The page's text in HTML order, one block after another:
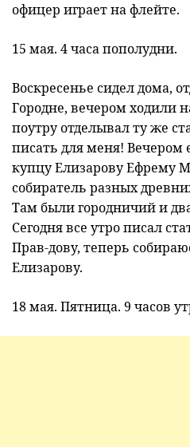
офицер играет на флейте.
15 мая. 4 часа пополудни.
Воскресенье сидел дома,
Городне, вечером ходили
поутру отделывал ту же
писать для меня! Вечером
купцу Елизарову Ефрему
собиратель разных
Там были городничий и
Сегодня все утро писал
Прав-дову, теперь
Елизарову.
18 мая. Пятница. 9 часов